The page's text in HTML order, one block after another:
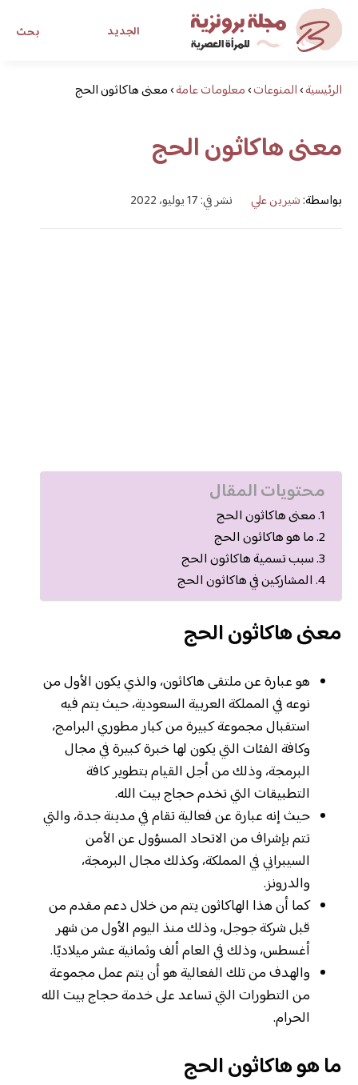
بحث الجديد
مجلة برونزية للفتاة العصرية
ابحث عن أي موضوع يهمك
الرئيسية›المنوعات›معلومات عامة›معنى هاكاثون الحج
معنى هاكاثون الحج
بواسطة:شيرين علي نشر في: 17 يوليو، 2022
محتويات المقال
معنى هاكاثون الحج
ما هو هاكاثون الحج
سبب تسمية هاكاثون الحج
المشاركين في هاكاثون الحج
معنى هاكاثون الحج
هو عبارة عن ملتقى هاكاثون، والذي يكون الأول من
نوعه في المملكة العربية السعودية، حيث يتم فيه
استقبال مجموعة كبيرة من كبار مطوري البرامج،
وكافة الفئات التي يكون لها خبرة كبيرة في مجال
البرمجة، وذلك من أجل القيام بتطوير كافة
التطبيقات التي تخدم حجاج بيت الله.
حيث إنه عبارة عن فعالية تقام في مدينة جدة، والتي
تتم بإشراف من الاتحاد المسؤول عن الأمن
السيبراني في المملكة، وكذلك مجال البرمجة،
والدرونز.
كما أن هذا الهاكاثون يتم من خلال دعم مقدم من
قبل شركة جوجل، وذلك منذ اليوم الأول من شهر
أغسطس، وذلك في العام ألف وثمانية عشر ميلاديًا.
والهدف من تلك الفعالية هو أن يتم عمل مجموعة
من التطورات التي تساعد على خدمة حجاج بيت الله
الحرام.
ما هو هاكاثون الحج